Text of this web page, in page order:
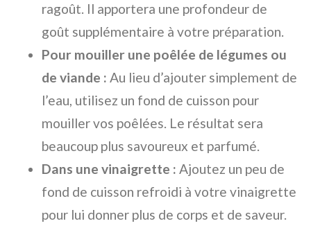
ragoût. Il apportera une profondeur de
goût supplémentaire à votre préparation.
Pour mouiller une poêlée de légumes ou
de viande : Au lieu d’ajouter simplement de
l’eau, utilisez un fond de cuisson pour
mouiller vos poêlées. Le résultat sera
beaucoup plus savoureux et parfumé.
Dans une vinaigrette : Ajoutez un peu de
fond de cuisson refroidi à votre vinaigrette
pour lui donner plus de corps et de saveur.